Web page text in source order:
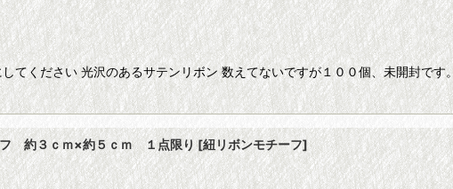
てください 光沢のあるサテンリボン 数えてないですが１００個、未開封で
フ 約３ｃｍ×約５ｃｍ １点限り[紐リボンモチーフ]